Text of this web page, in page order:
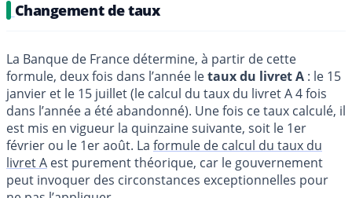
Changement de taux
La Banque de France détermine, à partir de cette
formule, deux fois dans l’année letaux du livret A : le 15
janvier et le 15 juillet (le calcul du taux du livret A 4 fois
dans l’année a été abandonné). Une fois ce taux calculé, il
est mis en vigueur la quinzaine suivante, soit le 1er
février ou le 1er août. La formule de calcul du taux du
livret A est purement théorique, car le gouvernement
peut invoquer des circonstances exceptionnelles pour